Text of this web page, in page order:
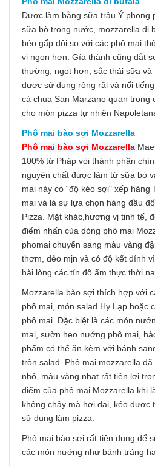
Được làm bằng sữa trâu Ý phong
sữa bò trong nước, mozzarella di
béo gấp đôi so với các phô mai
vị ngon hơn. Gía thành cũng đắt
thường, ngọt hơn, sắc thái sữa
được sử dụng rộng rãi và nổi
cà chua San Marzano quan trọng
cho món pizza tự nhiên
Phô mai bào sợi Mozzarella
Phô mai bào sợi Mozzarella
100% từ Pháp vói thành phần
nguyên chất được làm từ sữa bò
mai này có “độ kéo sợi" xếp hàng
mai và là sự lựa chọn hàng đầu
Pizza. Mặt khác,hương vị tinh tế,
điểm nhấn của dòng phô mai
phomai chuyển sang màu vàng
thơm, dẻo mịn và có độ kết dính
hài lòng các tín đồ ẩm thực thời
Mozzarella bào sợi thích hợp với
phô mai, món salad Hy Lạp hoặc
phô mai. Đặc biệt là các món
mai, sườn heo nướng phô mai,
phẩm có thể ăn kèm với bánh
trộn salad. Phô mai mozzarella
nhỏ, màu vàng nhạt rất tiện lợi
điểm của phô mai Mozzarella khi
không chảy mà hơi dai, kéo được
sử dụng làm pizza.
Phô mai bào sợi rất tiện dụng để
các món nướng như bánh tráng